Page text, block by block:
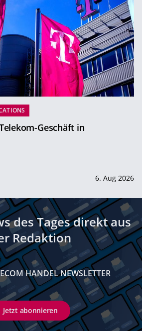
Geschäft in
6. Aug 2026
des Tages direkt aus
Redaktion
HANDEL NEWSLETTER
Jetzt abonnieren